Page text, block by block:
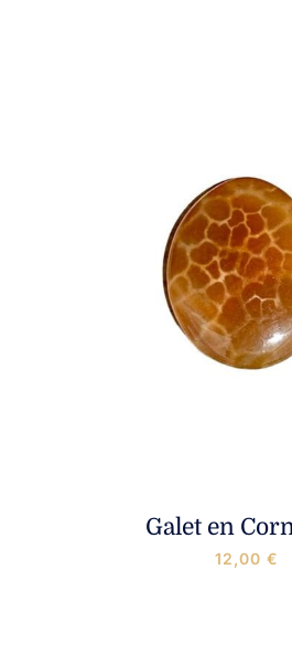
Galet en
12,00 €